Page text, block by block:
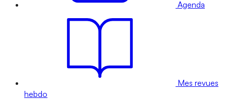
Agenda
Mes revues
hebdo